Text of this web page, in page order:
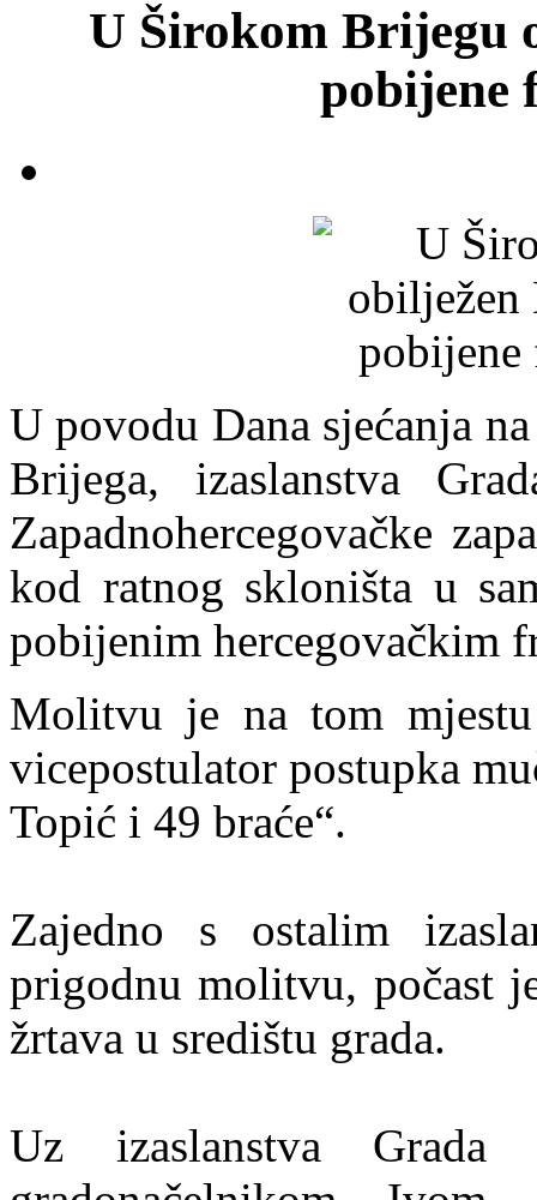
U Širokom Brijegu
pobijene
U povodu Dana sjećanja
Brijega, izaslanstva
Zapadnohercegovačke
kod ratnog skloništa u
pobijenim hercegovačkim
Molitvu je na tom
vicepostulator postupka
Topić i 49 braće“.
Zajedno s ostalim
prigodnu molitvu, počast
žrtava u središtu grada.
Uz izaslanstva Grada